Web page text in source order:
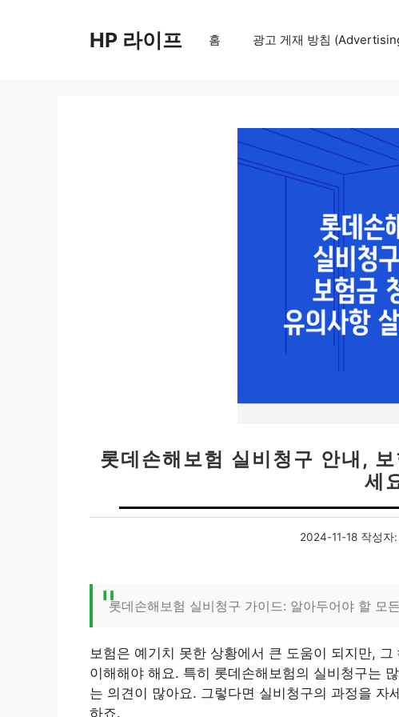
HP 라이프 홈 광고 게재 방침
롯데손해보험 실비청구 안내,
세
2024-11-18 작성자:
롯데손해보험 실비청구 가이드: 알아두어야 할 모
보험은 예기치 못한 상황에서 큰 도움이 되지만,
이해해야 해요. 특히 롯데손해보험의 실비청구는
는 의견이 많아요. 그렇다면 실비청구의 과정을 자
하죠.